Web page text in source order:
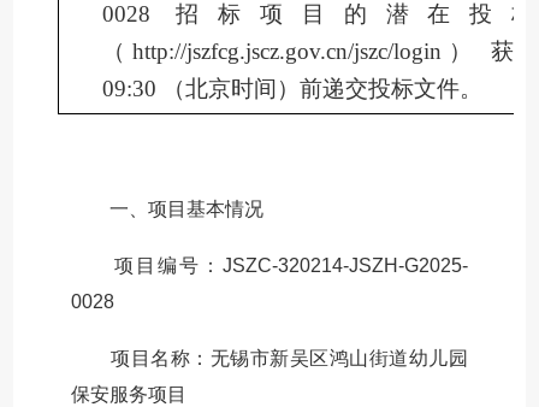
0028 招标项目的潜在投
（http://jszfcg.jscz.gov.cn/jszc/login）
09:30 （北京时间）前递交投标文件。
一、项目基本情况
项目编号：JSZC-320214-JSZH-G2025-
0028
项目名称：无锡市新吴区鸿山街道幼儿园
保安服务项目